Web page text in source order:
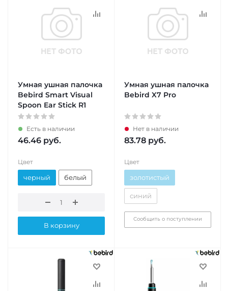
Умная ушная палочка
Bebird Smart Visual
Spoon Ear Stick R1
Есть в наличии
46.46 руб.
Цвет
черный белый
В корзину
Умная ушная палочка
Bebird X7 Pro
Нет в наличии
83.78 руб.
Цвет
золотистый
синий
Сообщить о поступлении